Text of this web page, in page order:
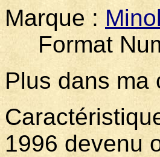
Marque :
Format
Plus dans ma
1996 devenu